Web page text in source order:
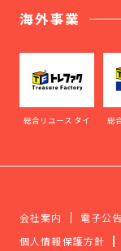
海外事業
総合リユース タイ 総
会社案内 電子公告
個人情報保護方針